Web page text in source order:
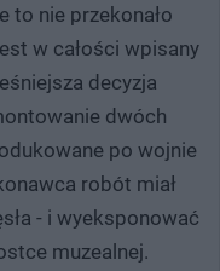
to nie przekonało
w całości wpisany
decyzja
dwóch
po wojnie
robót miał
- i wyeksponować
muzealnej.